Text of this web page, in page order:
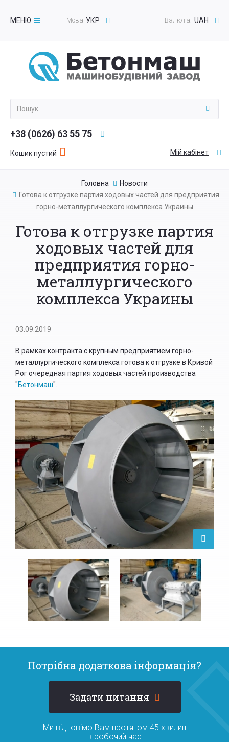
МЕНЮ
Toggle
Валюта: UAH
Мова УКР
+38 (0626) 63 55 75
Кошик пустий Мій кабінет
Головна
Новости
Готова к отгрузке партия ходовых частей для предприятия
горно-металлургического комплекса Украины
Готова к отгрузке партия
ходовых частей для
предприятия горно-
металлургического
комплекса Украины
03.09.2019
В рамках контракта с крупным предприятием горно-
металлургического комплекса готова к отгрузке в Кривой
Рог очередная партия ходовых частей производства
"Бетонмаш".
Потрібна додаткова інформація?
Задати питання
Ми відповімо Вам протягом 45 хвилин
в робочий час